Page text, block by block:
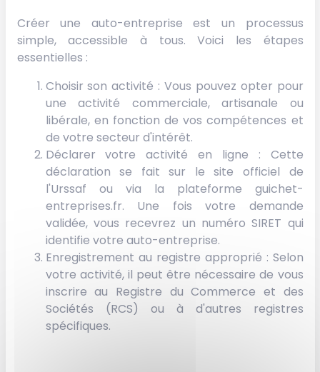
Créer une auto-entreprise est un processus
simple, accessible à tous. Voici les étapes
essentielles :
Choisir son activité : Vous pouvez opter pour
une activité commerciale, artisanale ou
libérale, en fonction de vos compétences et
de votre secteur d'intérêt.
Déclarer votre activité en ligne : Cette
déclaration se fait sur le site officiel de
l'Urssaf ou via la plateforme guichet-
entreprises.fr. Une fois votre demande
validée, vous recevrez un numéro SIRET qui
identifie votre auto-entreprise.
Enregistrement au registre approprié : Selon
votre activité, il peut être nécessaire de vous
inscrire au Registre du Commerce et des
Sociétés (RCS) ou à d'autres registres
spécifiques.